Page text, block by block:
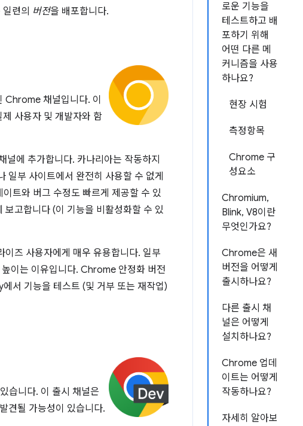
로운 기능을
테스트하고 배
포하기 위해
어떤 다른 메
커니즘을 사용
하나요?
현장 시험
측정항목
Chrome 구
성요소
Chromium,
Blink, V8이란
무엇인가요?
Chrome은 새
버전을 어떻게
출시하나요?
다른 출시 채
널은 어떻게
설치하나요?
Chrome 업데
이트는 어떻게
작동하나요?
자세히 알아보
련의 버전을 배포합니다.
채널입니다. 이
사용자 및 개발자와 함
에 추가합니다. 카나리아는 작동하지
일부 사이트에서 완전히 사용할 수 없게
트와 버그 수정도 빠르게 제공할 수 있
고합니다 (이 기능을 비활성화할 수 있
즈 사용자에게 매우 유용합니다. 일부
이는 이유입니다. Chrome 안정화 버전
서 기능을 테스트 (및 거부 또는 재작업)
습니다. 이 출시 채널은
견될 가능성이 있습니다.